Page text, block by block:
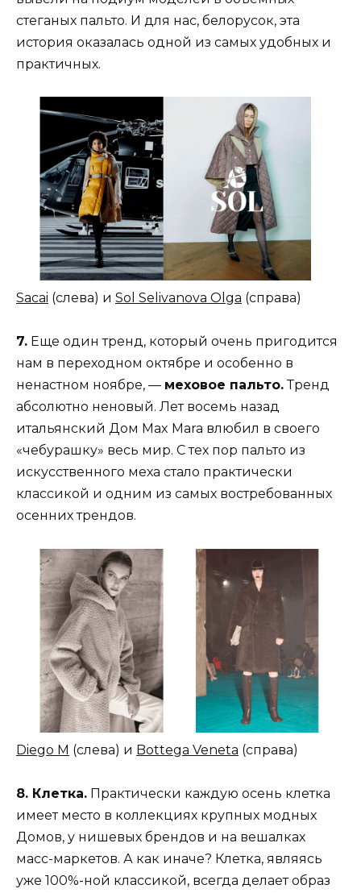
стеганых пальто. И для нас, белорусок, эта
история оказалась одной из самых удобных и
практичных.
Sacai (слева) и Sol Selivanova Olga (справа)
7. Еще один тренд, который очень пригодится
нам в переходном октябре и особенно в
ненастном ноябре, — меховое пальто.Тренд
абсолютно неновый. Лет восемь назад
итальянский Дом Max Mara влюбил в своего
«чебурашку» весь мир. С тех пор пальто из
искусственного меха стало практически
классикой и одним из самых востребованных
осенних трендов.
Diego M (слева) и Bottega Veneta (справа)
8. Клетка. Практически каждую осень клетка
имеет место в коллекциях крупных модных
Домов, у нишевых брендов и на вешалках
масс-маркетов. А как иначе? Клетка, являясь
уже 100%-ной классикой, всегда делает образ